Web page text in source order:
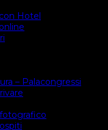
Hotel
– Palacongressi